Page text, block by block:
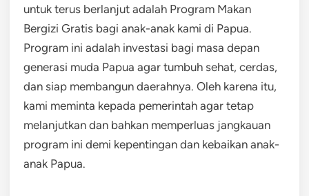
untuk terus berlanjut adalah Program Makan
Bergizi Gratis bagi anak-anak kami di Papua.
Program ini adalah investasi bagi masa depan
generasi muda Papua agar tumbuh sehat, cerdas,
dan siap membangun daerahnya. Oleh karena itu,
kami meminta kepada pemerintah agar tetap
melanjutkan dan bahkan memperluas jangkauan
program ini demi kepentingan dan kebaikan anak-
anak Papua.